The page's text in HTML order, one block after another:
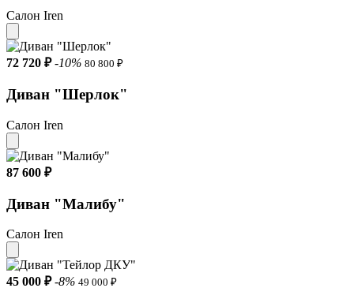
Салон Iren
72 720 ₽ -10% 80 800 ₽
Диван "Шерлок"
Салон Iren
87 600 ₽
Диван "Малибу"
Салон Iren
45 000 ₽ -8% 49 000 ₽